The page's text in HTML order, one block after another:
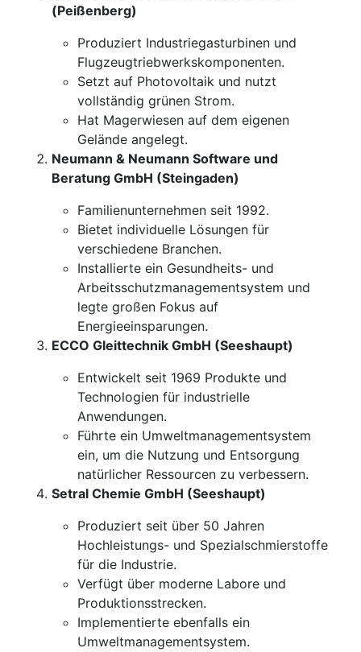
(Peißenberg)
Produziert Industriegasturbinen und
Flugzeugtriebwerkskomponenten.
Setzt auf Photovoltaik und nutzt
vollständig grünen Strom.
Hat Magerwiesen auf dem eigenen
Gelände angelegt.
Neumann & Neumann Software und
Beratung GmbH (Steingaden)
Familienunternehmen seit 1992.
Bietet individuelle Lösungen für
verschiedene Branchen.
Installierte ein Gesundheits- und
Arbeitsschutzmanagementsystem und
legte großen Fokus auf
Energieeinsparungen.
ECCO Gleittechnik GmbH (Seeshaupt)
Entwickelt seit 1969 Produkte und
Technologien für industrielle
Anwendungen.
Führte ein Umweltmanagementsystem
ein, um die Nutzung und Entsorgung
natürlicher Ressourcen zu verbessern.
Setral Chemie GmbH (Seeshaupt)
Produziert seit über 50 Jahren
Hochleistungs- und Spezialschmierstoffe
für die Industrie.
Verfügt über moderne Labore und
Produktionsstrecken.
Implementierte ebenfalls ein
Umweltmanagementsystem.